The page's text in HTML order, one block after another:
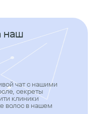
наш
чат с нашими
секреты
клиники
волос в нашем